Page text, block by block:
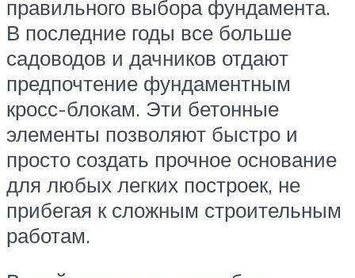
правильного выбора фундамента.
В последние годы все больше
садоводов и дачников отдают
предпочтение фундаментным
кросс-блокам. Эти бетонные
элементы позволяют быстро и
просто создать прочное основание
для любых легких построек, не
прибегая к сложным строительным
работам.